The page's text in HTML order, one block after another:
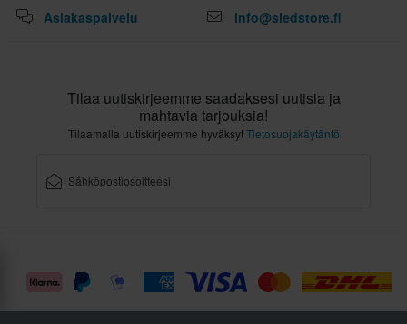
Asiakaspalvelu info@sledstore.fi
Tilaa uutiskirjeemme saadaksesi uutisia ja
mahtavia tarjouksia!
Tilaamalla uutiskirjeemme hyväksytTietosuojakäytäntö